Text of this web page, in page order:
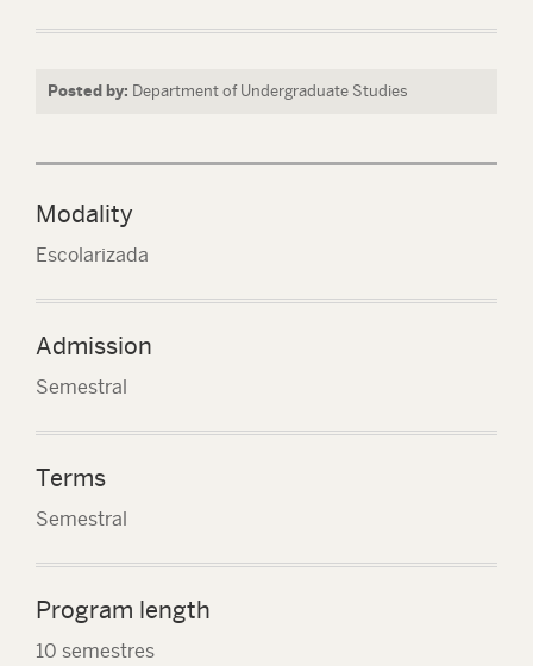
Posted by: Department of Undergraduate Studies
Modality
Escolarizada
Admission
Semestral
Terms
Semestral
Program length
10 semestres